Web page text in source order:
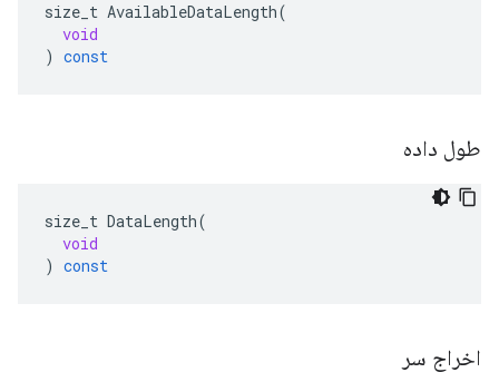
size_t AvailableDataLength(
void
) const
طول داده
size_t DataLength(
void
) const
اخراج سر